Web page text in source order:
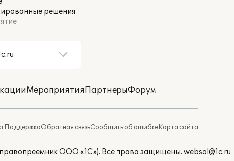
решения
МероприятияПартнерыФорум
ПоддержкаОбратная связьСообщить об ошибкеКарта сайта
ООО «1С»). Все права защищены. websol@1c.ru